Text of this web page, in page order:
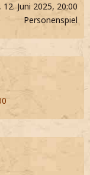
Juni 2025, 20:00
Personenspiel